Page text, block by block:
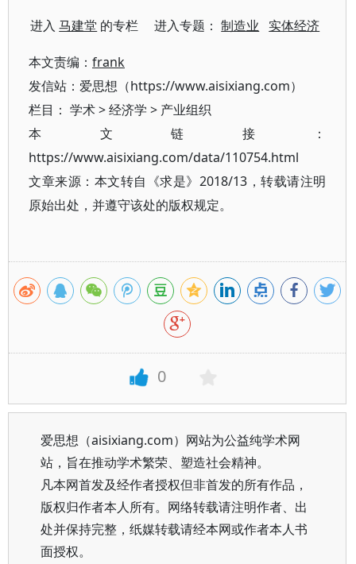
进入马建堂 的专栏 进入专题：制造业 实体经济
本文责编： frank
发信站：爱思想（https://www.aisixiang.com）
栏目： 学术>经济学 > 产业组织
本文链接：
https://www.aisixiang.com/data/110754.html
文章来源：本文转自《求是》2018/13，转载请注明
原始出处，并遵守该处的版权规定。
0
爱思想（aisixiang.com）网站为公益纯学术网
站，旨在推动学术繁荣、塑造社会精神。
凡本网首发及经作者授权但非首发的所有作品，
版权归作者本人所有。网络转载请注明作者、出
处并保持完整，纸媒转载请经本网或作者本人书
面授权。